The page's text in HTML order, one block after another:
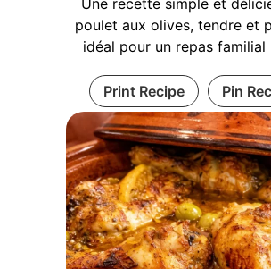
Une recette simple et
poulet aux olives, tendre et
idéal pour un repas familial
Print Recipe Pin